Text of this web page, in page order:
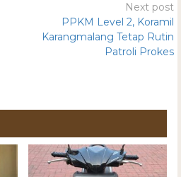
Next post
PPKM Level 2, Koramil
Karangmalang Tetap Rutin
Patroli Prokes